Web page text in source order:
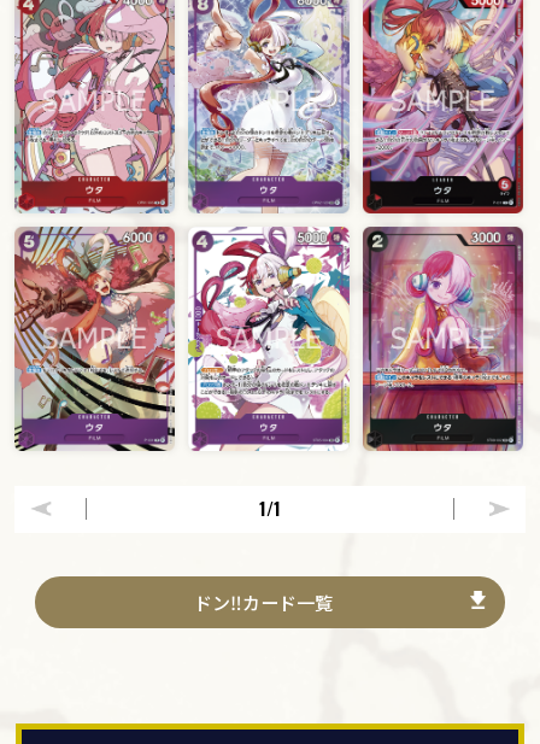
1/1
ドン‼カード一覧